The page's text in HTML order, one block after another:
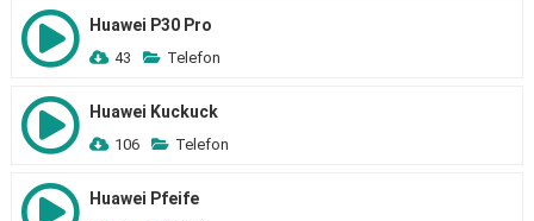
Huawei P30 Pro
43 Telefon
Huawei Kuckuck
106 Telefon
Huawei Pfeife